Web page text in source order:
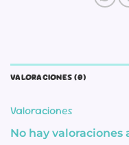
VALORACIONES (0)
Valoraciones
No hay valoraciones